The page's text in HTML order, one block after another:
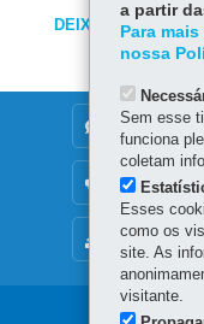
DEIXE SUA
MAPA DO SITE
DENUNCIE
OUVIDORIA
a partir
Para
nossa
Sem esse
funciona
coletam
Esses
como os
site. As
visitante.